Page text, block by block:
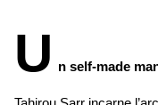
U n self-made